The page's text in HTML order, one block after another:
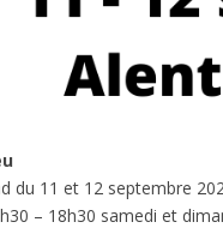
du 11 et 12 septembre
– 18h30 samedi et